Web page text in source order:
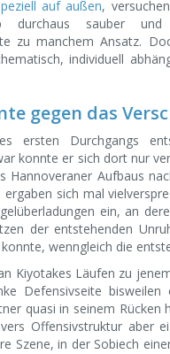
auf außen,
durchaus sauber und
zu manchem Ansatz.
individuell
gegen das
ersten Durchgangs
konnte er sich dort nur
Hannoveraner Aufbaus
sich mal
ein, an
der entstehenden
wenngleich die
Kiyotakes Läufen zu
Defensivseite
quasi in seinem
Offensivstruktur aber
Szene, in der Sobiech